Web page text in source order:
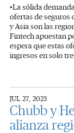
•La sólida
ofertas de seguros
y Asia son las
Fintech apuestan
espera que estas
ingresos en solo
JUL 27, 2023
Chubb y
alianza